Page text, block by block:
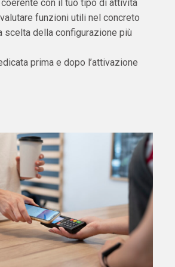
con il tuo tipo di attività
funzioni utili nel concreto
scelta della configurazione più
prima e dopo l’attivazione